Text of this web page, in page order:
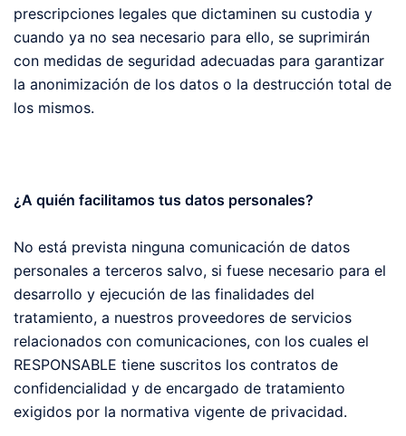
prescripciones legales que dictaminen su custodia y
cuando ya no sea necesario para ello, se suprimirán
con medidas de seguridad adecuadas para garantizar
la anonimización de los datos o la destrucción total de
los mismos.
¿A quién facilitamos tus datos personales?
No está prevista ninguna comunicación de datos
personales a terceros salvo, si fuese necesario para el
desarrollo y ejecución de las finalidades del
tratamiento, a nuestros proveedores de servicios
relacionados con comunicaciones, con los cuales el
RESPONSABLE tiene suscritos los contratos de
confidencialidad y de encargado de tratamiento
exigidos por la normativa vigente de privacidad.